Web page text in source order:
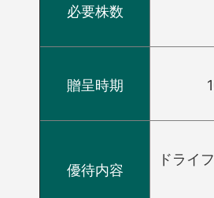
必要株数
贈呈時期
優待内容
ドライ